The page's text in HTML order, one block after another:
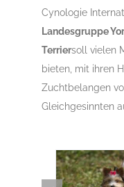
Cynologie
Landesgruppe
Terriersoll vielen
bieten, mit ihren
Zuchtbelangen
Gleichgesinnten